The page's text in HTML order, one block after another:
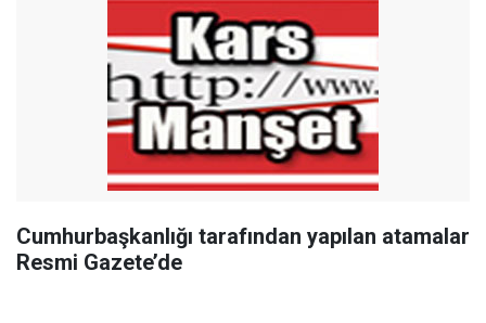
Cumhurbaşkanlığı tarafından yapılan atamalar
Resmi Gazete’de